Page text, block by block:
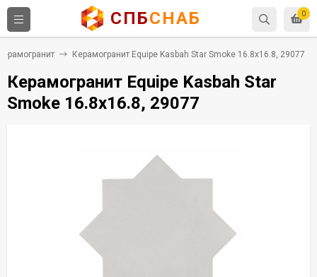
0
СПБСНАБ
Керамогранит Equipe Kasbah Star Smoke 16.8x16.8, 29077
Керамогранит Equipe Kasbah Star
Smoke 16.8x16.8, 29077